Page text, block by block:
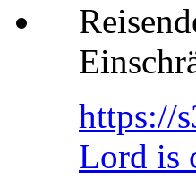
https://
Lord is